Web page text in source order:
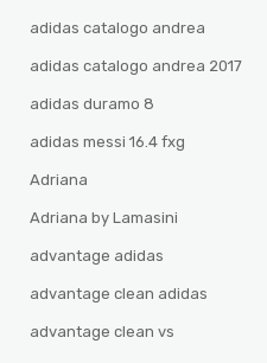
adidas catalogo andrea
adidas catalogo andrea 2017
adidas duramo 8
adidas messi 16.4 fxg
Adriana
Adriana by Lamasini
advantage adidas
advantage clean adidas
advantage clean vs